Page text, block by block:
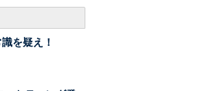
を疑え！